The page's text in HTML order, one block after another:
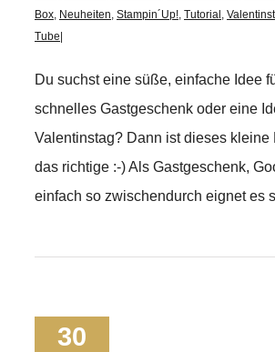
Box, Neuheiten, Stampin´Up!, Tutorial ,
Tube
Du suchst eine süße, einfache Idee
schnelles Gastgeschenk oder eine
Valentinstag? Dann ist dieses kleine
das richtige :-) Als Gastgeschenk,
einfach so zwischendurch eignet es
30